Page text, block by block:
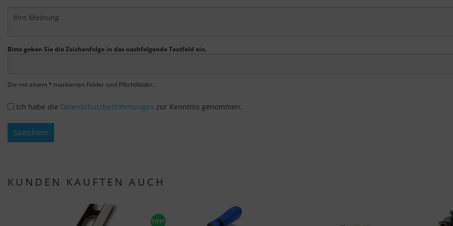
Bitte geben Sie die Zeichenfolge in das nachfolgende Textfeld ein.
Die mit einem * markierten Felder sind Pflichtfelder.
Ich habe die Datenschutzbestimmungen zur Kenntnis genommen.
Speichern
KUNDEN KAUFTEN AUCH
TIPP!